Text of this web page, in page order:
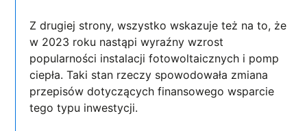
Z drugiej strony, wszystko wskazuje też na to, że
w 2023 roku nastąpi wyraźny wzrost
popularności instalacji fotowoltaicznych i pomp
ciepła. Taki stan rzeczy spowodowała zmiana
przepisów dotyczących finansowego wsparcie
tego typu inwestycji.